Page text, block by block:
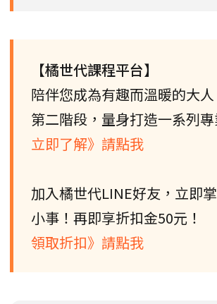
【橘世代課程平台】
陪伴您成為有趣而溫暖的大
第二階段，量身打造一系列專
立即了解》請點我
加入橘世代LINE好友，立即
小事！再即享折扣金50元！
領取折扣》請點我